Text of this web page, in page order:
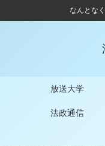
なんとな
放送大学
法政通信